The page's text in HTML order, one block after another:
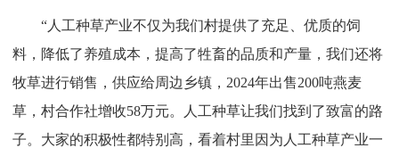
“人工种草产业不仅为我们村提供了充足、优质的饲
料，降低了养殖成本，提高了牲畜的品质和产量，我们还将
牧草进行销售，供应给周边乡镇，2024年出售200吨燕麦
草，村合作社增收58万元。人工种草让我们找到了致富的路
子。大家的积极性都特别高，看着村里因为人工种草产业一